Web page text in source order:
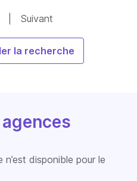
Suivant
la recherche
agences
n’est disponible pour le